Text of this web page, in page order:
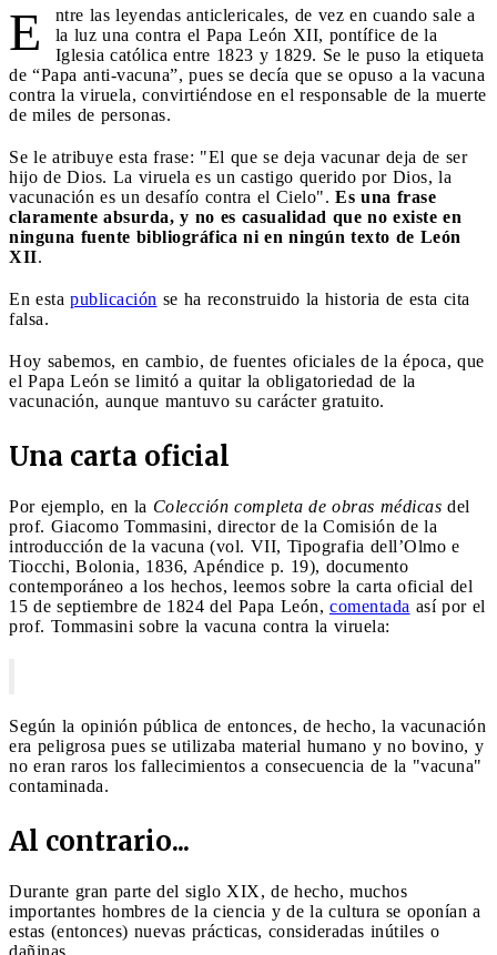
E
ntre las leyendas anticlericales, de vez en cuando sale a
la luz una contra el Papa León XII, pontífice de la
Iglesia católica entre 1823 y 1829. Se le puso la etiqueta
de “Papa anti-vacuna”, pues se decía que se opuso a la vacuna
contra la viruela, convirtiéndose en el responsable de la muerte
de miles de personas.
Se le atribuye esta frase: "El que se deja vacunar deja de ser
hijo de Dios. La viruela es un castigo querido por Dios, la
vacunación es un desafío contra el Cielo". Es una frase
claramente absurda, y no es casualidad que no existe en
ninguna fuente bibliográfica ni en ningún texto de León
XII.
En esta publicación se ha reconstruido la historia de esta cita
falsa.
Hoy sabemos, en cambio, de fuentes oficiales de la época, que
el Papa León se limitó a quitar la obligatoriedad de la
vacunación, aunque mantuvo su carácter gratuito.
Una carta oficial
Por ejemplo, en la Colección completa de obras médicas del
prof. Giacomo Tommasini, director de la Comisión de la
introducción de la vacuna (vol. VII, Tipografia dell’Olmo e
Tiocchi, Bolonia, 1836, Apéndice p. 19), documento
contemporáneo a los hechos, leemos sobre la carta oficial del
15 de septiembre de 1824 del Papa León, comentada así por el
prof. Tommasini sobre la vacuna contra la viruela:
Según la opinión pública de entonces, de hecho, la vacunación
era peligrosa pues se utilizaba material humano y no bovino, y
no eran raros los fallecimientos a consecuencia de la "vacuna"
contaminada.
Al contrario...
Durante gran parte del siglo XIX, de hecho, muchos
importantes hombres de la ciencia y de la cultura se oponían a
estas (entonces) nuevas prácticas, consideradas inútiles o
dañinas.